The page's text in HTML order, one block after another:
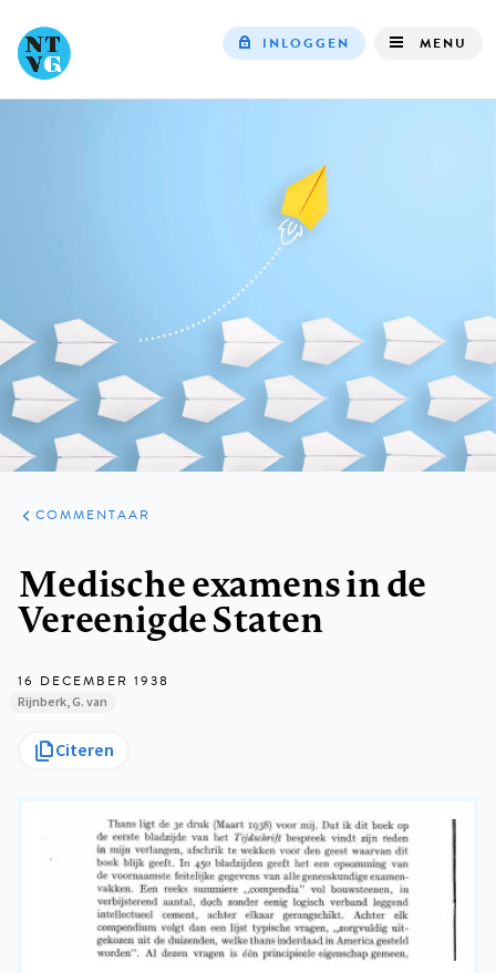
INLOGGEN MENU
ARTIKELEN
OPINIE
COMMENTAAR
Medische examens in de
Vereenigde Staten
16 DECEMBER 1938
Rijnberk, G. van
Citeren